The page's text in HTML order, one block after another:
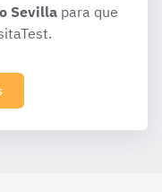
Sevillapara que